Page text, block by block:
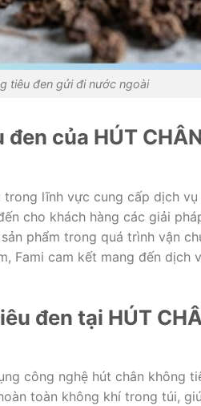
tiêu đen gửi đi nước ngoài
của HÚT
trong lĩnh vực cung cấp dịch
cho khách hàng các giải
phẩm trong quá trình vận
Fami cam kết mang đến dịch
đen tại HÚT
công nghệ hút chân không
toàn không khí trong túi,